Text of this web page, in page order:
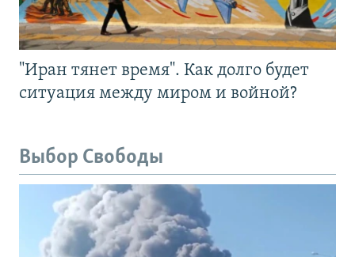
"Иран тянет время". Как долго будет
ситуация между миром и войной?
Выбор Свободы